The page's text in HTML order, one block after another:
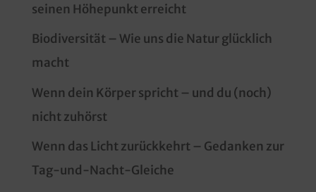
seinen Höhepunkt erreicht
Biodiversität – Wie uns die Natur glücklich
macht
Wenn dein Körper spricht – und du (noch)
nicht zuhörst
Wenn das Licht zurückkehrt – Gedanken zur
Tag-und-Nacht-Gleiche